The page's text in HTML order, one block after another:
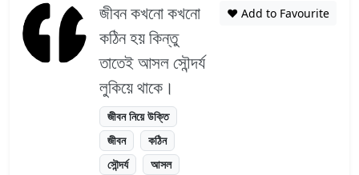
জীবন কখনো কখনো
কঠিন হয় কিন্তু
তাতেই আসল সৌন্দর্য
লুকিয়ে থাকে।
জীবন নিয়ে উক্তি
জীবন
কঠিন
সৌন্দর্য
আসল
❤️ Add to Favourite